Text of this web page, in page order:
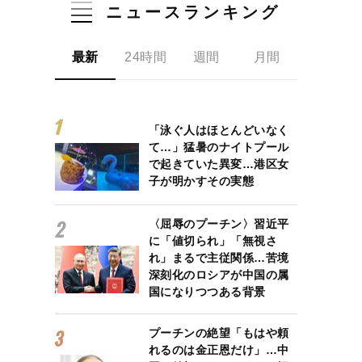
ニュースランキング
最新 24時間 週間 月間
「泳ぐ人はほとんどいなく
て…」猛暑のナイトプール
で起きていた異変…港区女
子が明かすその実態
〈屈辱のプーチン〉習近平
に「値切られ」「無視さ
れ」まるで主従関係…苦境
深刻化のロシアが中国の属
国になりつつある背景
プーチンの絶望「もはや頼
れるのは金正恩だけ」…中